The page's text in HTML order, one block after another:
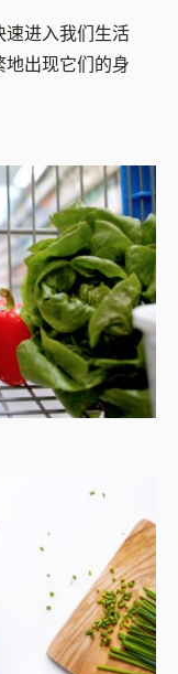
速进入我们生活
出现它们的身